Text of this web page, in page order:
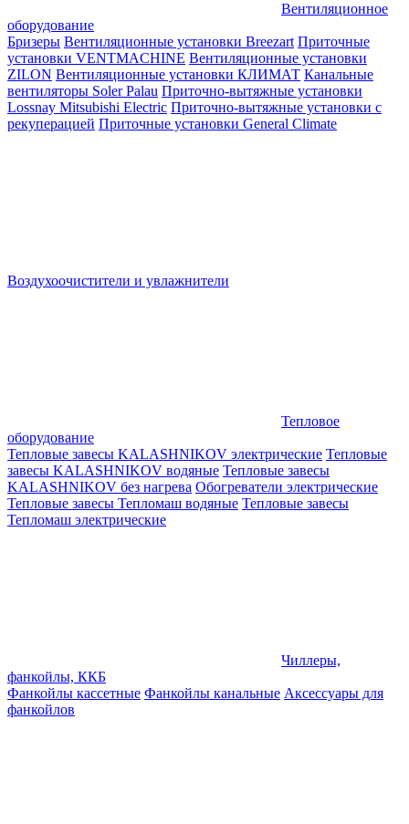
Вентиляционное
оборудование
Бризеры Вентиляционные установки Breezart Приточные
установки VENTMACHINE Вентиляционные установки
ZILON Вентиляционные установки КЛИМАТ Канальные
вентиляторы Soler Palau Приточно-вытяжные установки
Lossnay Mitsubishi Electric Приточно-вытяжные установки с
рекуперацией Приточные установки General Climate
Воздухоочистители и увлажнители
Тепловое
оборудование
Тепловые завесы KALASHNIKOV электрические Тепловые
завесы KALASHNIKOV водяные Тепловые завесы
KALASHNIKOV без нагрева Обогреватели электрические
Тепловые завесы Тепломаш водяные Тепловые завесы
Тепломаш электрические
Чиллеры,
фанкойлы, ККБ
Фанкойлы кассетные Фанкойлы канальные Аксессуары для
фанкойлов